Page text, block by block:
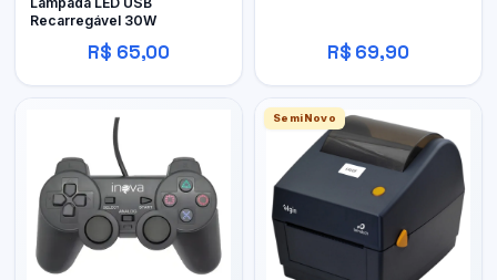
Recarregável 30W
R$ 65,00 R$ 69,90
SemiNovo